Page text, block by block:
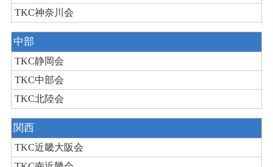
TKC神奈川会
中部
TKC静岡会
TKC中部会
TKC北陸会
関西
TKC近畿大阪会